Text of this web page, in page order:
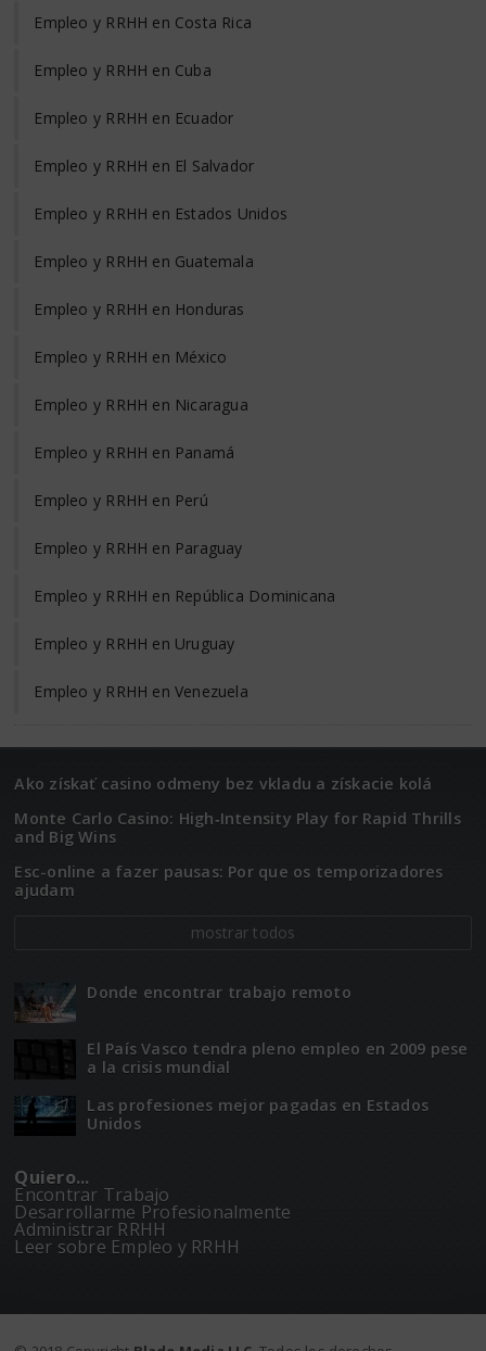
Empleo y RRHH en Costa Rica
Empleo y RRHH en Cuba
Empleo y RRHH en Ecuador
Empleo y RRHH en El Salvador
Empleo y RRHH en Estados Unidos
Empleo y RRHH en Guatemala
Empleo y RRHH en Honduras
Empleo y RRHH en México
Empleo y RRHH en Nicaragua
Empleo y RRHH en Panamá
Empleo y RRHH en Perú
Empleo y RRHH en Paraguay
Empleo y RRHH en República Dominicana
Empleo y RRHH en Uruguay
Empleo y RRHH en Venezuela
Ako získať casino odmeny bez vkladu a získacie kolá
Monte Carlo Casino: High‑Intensity Play for Rapid Thrills
and Big Wins
Esc-online a fazer pausas: Por que os temporizadores
ajudam
mostrar todos
Donde encontrar trabajo remoto
El Paí­­s Vasco tendra pleno empleo en 2009 pese
a la crisis mundial
Las profesiones mejor pagadas en Estados
Unidos
Quiero...
Encontrar Trabajo
Desarrollarme Profesionalmente
Administrar RRHH
Leer sobre Empleo y RRHH